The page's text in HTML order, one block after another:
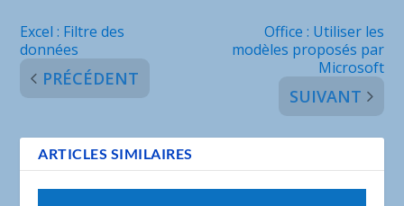
Excel : Filtre des
données
PRÉCÉDENT
Office : Utiliser les
modèles proposés par
Microsoft
SUIVANT
ARTICLES SIMILAIRES